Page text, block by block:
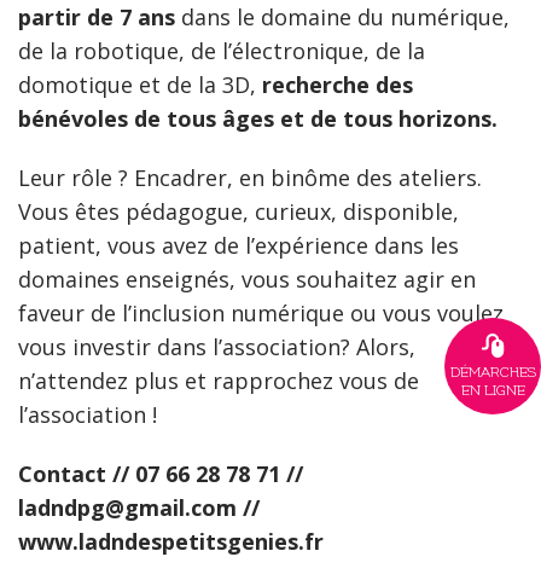
partir de 7 ans dans le domaine du numérique,
de la robotique, de l’électronique, de la
domotique et de la 3D, recherche des
bénévoles de tous âges et de tous horizons.
Leur rôle ? Encadrer, en binôme des ateliers.
Vous êtes pédagogue, curieux, disponible,
patient, vous avez de l’expérience dans les
domaines enseignés, vous souhaitez agir en
faveur de l’inclusion numérique ou vous voulez
vous investir dans l’association? Alors,
n’attendez plus et rapprochez vous de
l’association !
Contact // 07 66 28 78 71 //
ladndpg@gmail.com //
www.ladndespetitsgenies.fr
DÉMARCHES
EN LIGNE